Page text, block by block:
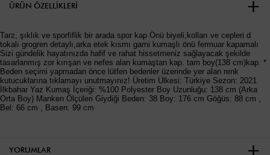
ÜRÜN ÖZELLIKLERI
Tarz, şıklık ve sporfiflik bir arada spor kap Önü biyeli,kolları ve cepleri d
tokalı grogren detaylı,arka etek kısmı garni kumaşlı önü fermuar kapamalı
Sizi gündelik hayatınızda hafif ve rahat hissetmeniz sağlayacak şekilde
tasarlanmış zor kırışan ve nefes alan kumaştan kap. tam boy(138 cm)kap. *
Beden seçimi yapmadan önce lütfen bedenler üzerinde yer alan renk
kutucuklarına tıklamayı unutmayınız! Üretim Ülkesi: Türkiye Sezon: 2021
İlkbahar Yaz Kumaş İçeriği: %100 Polyester Boy Uzunluğu: 138 cm (Arka
Orta Boy) Manken Ölçüleri Giydiği Beden: 38 Boy: 176 cm Göğüs: 88 cm ,
Bel: 66 cm , Basen: 99 cm
YORUMLAR